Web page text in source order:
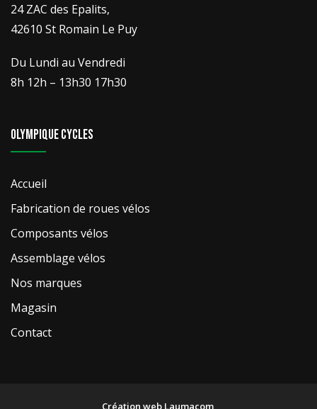
24 ZAC des Epalits,
42610 St Romain Le Puy
Du Lundi au Vendredi
8h 12h – 13h30 17h30
Olympique Cycles
Accueil
Fabrication de roues vélos
Composants vélos
Assemblage vélos
Nos marques
Magasin
Contact
Création web Laumacom